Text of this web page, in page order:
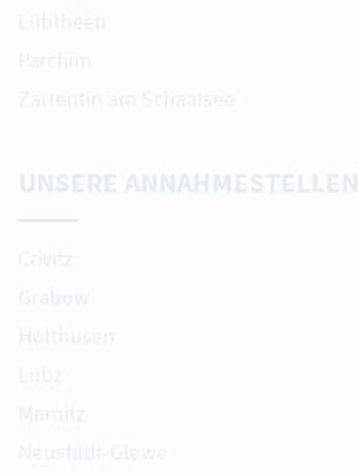
Lübtheen
Parchim
Zarrentin am Schaalsee
UNSERE ANNAHMESTELLEN
Crivitz
Grabow
Holthusen
Lübz
Marnitz
Neustadt-Glewe